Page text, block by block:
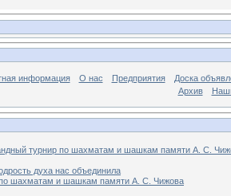
информация О нас Предприятия
Доска
Архив
турнир по шахматам и шашкам памяти А. С.
духа нас объединила
шахматам и шашкам памяти А. С. Чижова